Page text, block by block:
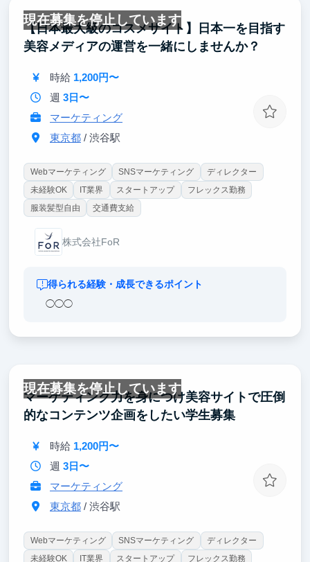
現在募集を停止しています
【日本最大級のコスメサイト】日本一を目指す
美容メディアの運営を一緒にしませんか？
時給 1,200円〜
週 3日〜
マーケティング
東京都/ 渋谷駅
Webマーケティング SNSマーケティング
ディレクター
未経験OK
IT業界 スタートアップ
フレックス勤務
服装髪型自由
交通費支給
株式会社FoR
得られる経験・成長できるポイント
◯◯◯
現在募集を停止しています
マーケティング力を身につけ美容サイトで圧倒
的なコンテンツ企画をしたい学生募集
時給 1,200円〜
週 3日〜
マーケティング
東京都/ 渋谷駅
Webマーケティング SNSマーケティング
ディレクター
未経験OK
IT業界 スタートアップ
フレックス勤務